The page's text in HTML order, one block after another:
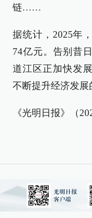
链……
据统计，2025年
74亿元。告别昔
道江区正加快发
不断提升经济发展
《光明日报》（